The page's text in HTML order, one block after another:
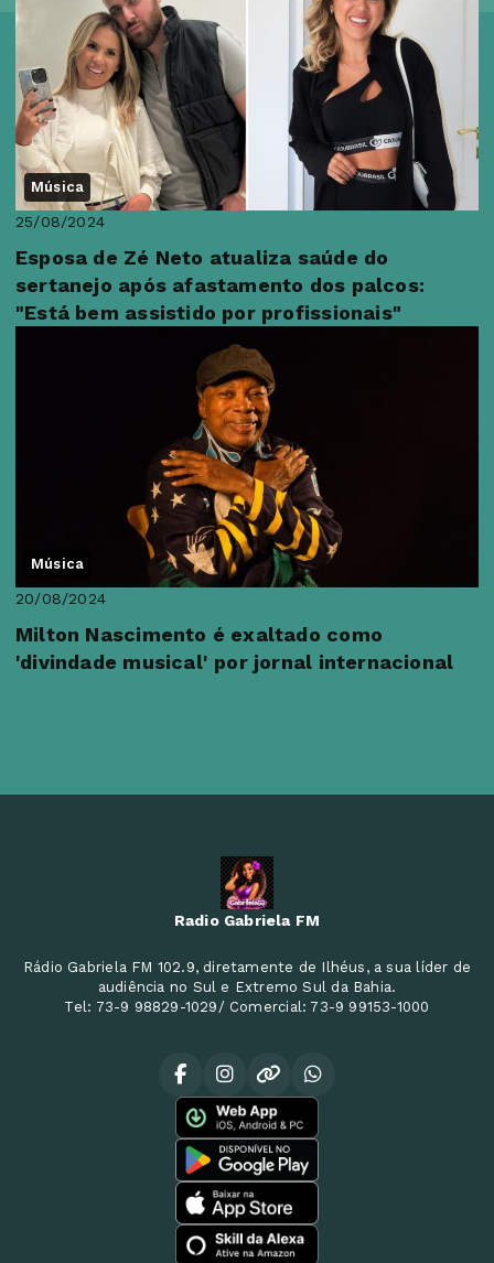
Música
25/08/2024
Esposa de Zé Neto atualiza saúde do
sertanejo após afastamento dos palcos:
"Está bem assistido por profissionais"
Música
20/08/2024
Milton Nascimento é exaltado como
'divindade musical' por jornal internacional
Radio Gabriela FM
Rádio Gabriela FM 102.9, diretamente de Ilhéus, a sua líder de
audiência no Sul e Extremo Sul da Bahia.
Tel: 73-9 98829-1029/ Comercial: 73-9 99153-1000